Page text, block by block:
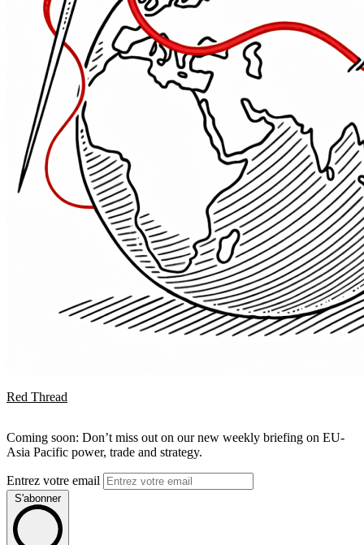
Red Thread
Coming soon: Don’t miss out on our new weekly briefing on EU-
Asia Pacific power, trade and strategy.
Entrez votre email
S'abonner